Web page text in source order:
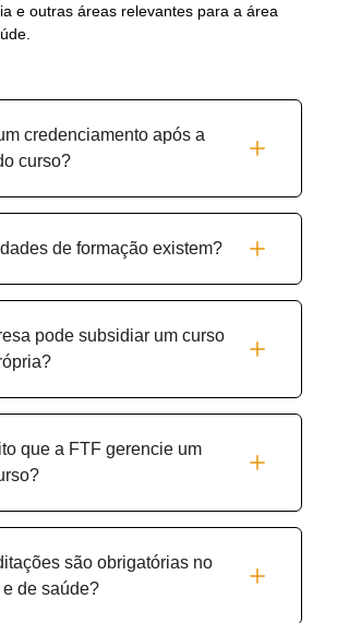
e outras áreas relevantes para a área
credenciamento após a
curso?
de formação existem?
pode subsidiar um curso
que a FTF gerencie um
são obrigatórias no
de saúde?